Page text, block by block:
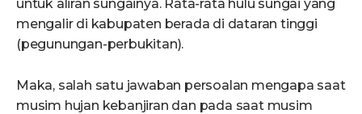
untuk aliran sungainya. Rata-rata hulu sungai yang
mengalir di kabupaten berada di dataran tinggi
(pegunungan-perbukitan).
Maka, salah satu jawaban persoalan mengapa saat
musim hujan kebanjiran dan pada saat musim